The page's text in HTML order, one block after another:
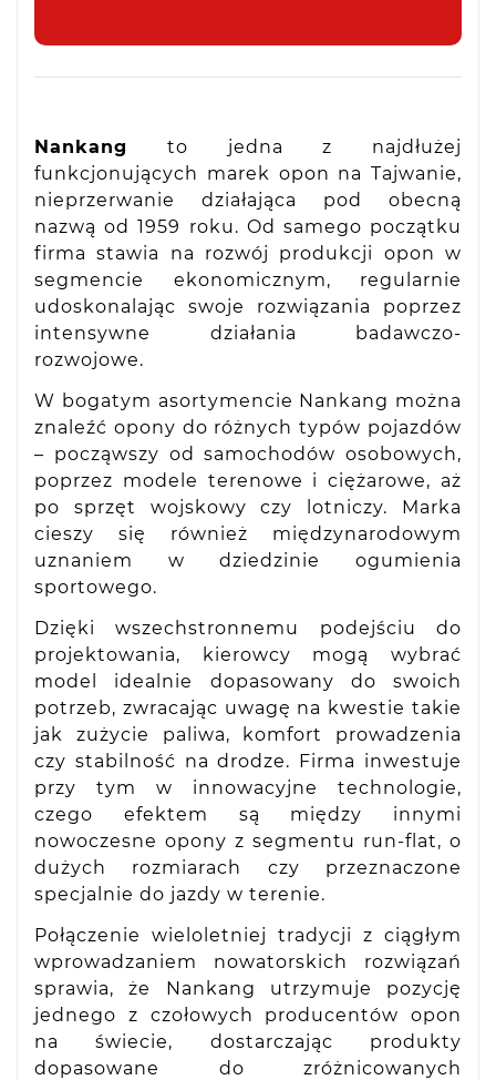
Nankang
to jedna z najdłużej
funkcjonujących marek opon na Tajwanie,
nieprzerwanie działająca pod obecną
nazwą od 1959 roku. Od samego początku
firma stawia na rozwój produkcji opon w
segmencie ekonomicznym, regularnie
udoskonalając swoje rozwiązania poprzez
intensywne działania badawczo-
rozwojowe.
W bogatym asortymencie Nankang można
znaleźć opony do różnych typów pojazdów
– począwszy od samochodów osobowych,
poprzez modele terenowe i ciężarowe, aż
po sprzęt wojskowy czy lotniczy. Marka
cieszy się również międzynarodowym
uznaniem w dziedzinie ogumienia
sportowego.
Dzięki wszechstronnemu podejściu do
projektowania, kierowcy mogą wybrać
model idealnie dopasowany do swoich
potrzeb, zwracając uwagę na kwestie takie
jak zużycie paliwa, komfort prowadzenia
czy stabilność na drodze. Firma inwestuje
przy tym w innowacyjne technologie,
czego efektem są między innymi
nowoczesne opony z segmentu run-flat, o
dużych rozmiarach czy przeznaczone
specjalnie do jazdy w terenie.
Połączenie wieloletniej tradycji z ciągłym
wprowadzaniem nowatorskich rozwiązań
sprawia, że Nankang utrzymuje pozycję
jednego z czołowych producentów opon
na świecie, dostarczając produkty
dopasowane do zróżnicowanych